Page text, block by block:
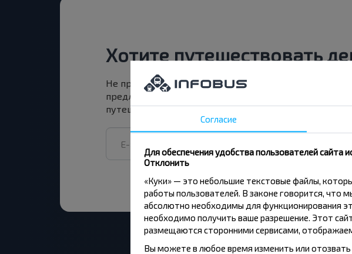
Хотите путешествовать
Не пропусти специальные акции, скидки и другие
предложения INFOBUS. Подпишись на получение
путешествуй с нами дешевле!
Согласие
Для обеспечения удобства пользователей
Отклонить
«Куки» — это небольшие текстовые файлы,
работы пользователей. В законе говорится, что
абсолютно необходимы для функционирования
необходимо получить ваше разрешение. Этот
размещаются сторонними сервисами,
Вы можете в любое время изменить или отозвать